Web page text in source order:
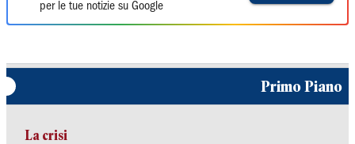
per le tue notizie su Google
Primo Piano
La crisi